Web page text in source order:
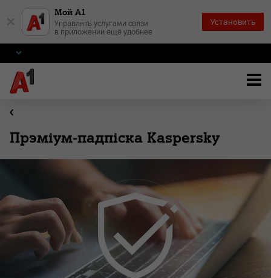
Мой А1
Управлять услугами связи
в приложении ещё удобнее
Установить
Прэміум-падпіска Kaspersky